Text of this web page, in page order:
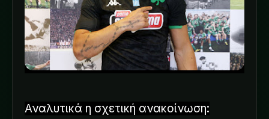
Αναλυτικά η σχετική ανακοίνωση: